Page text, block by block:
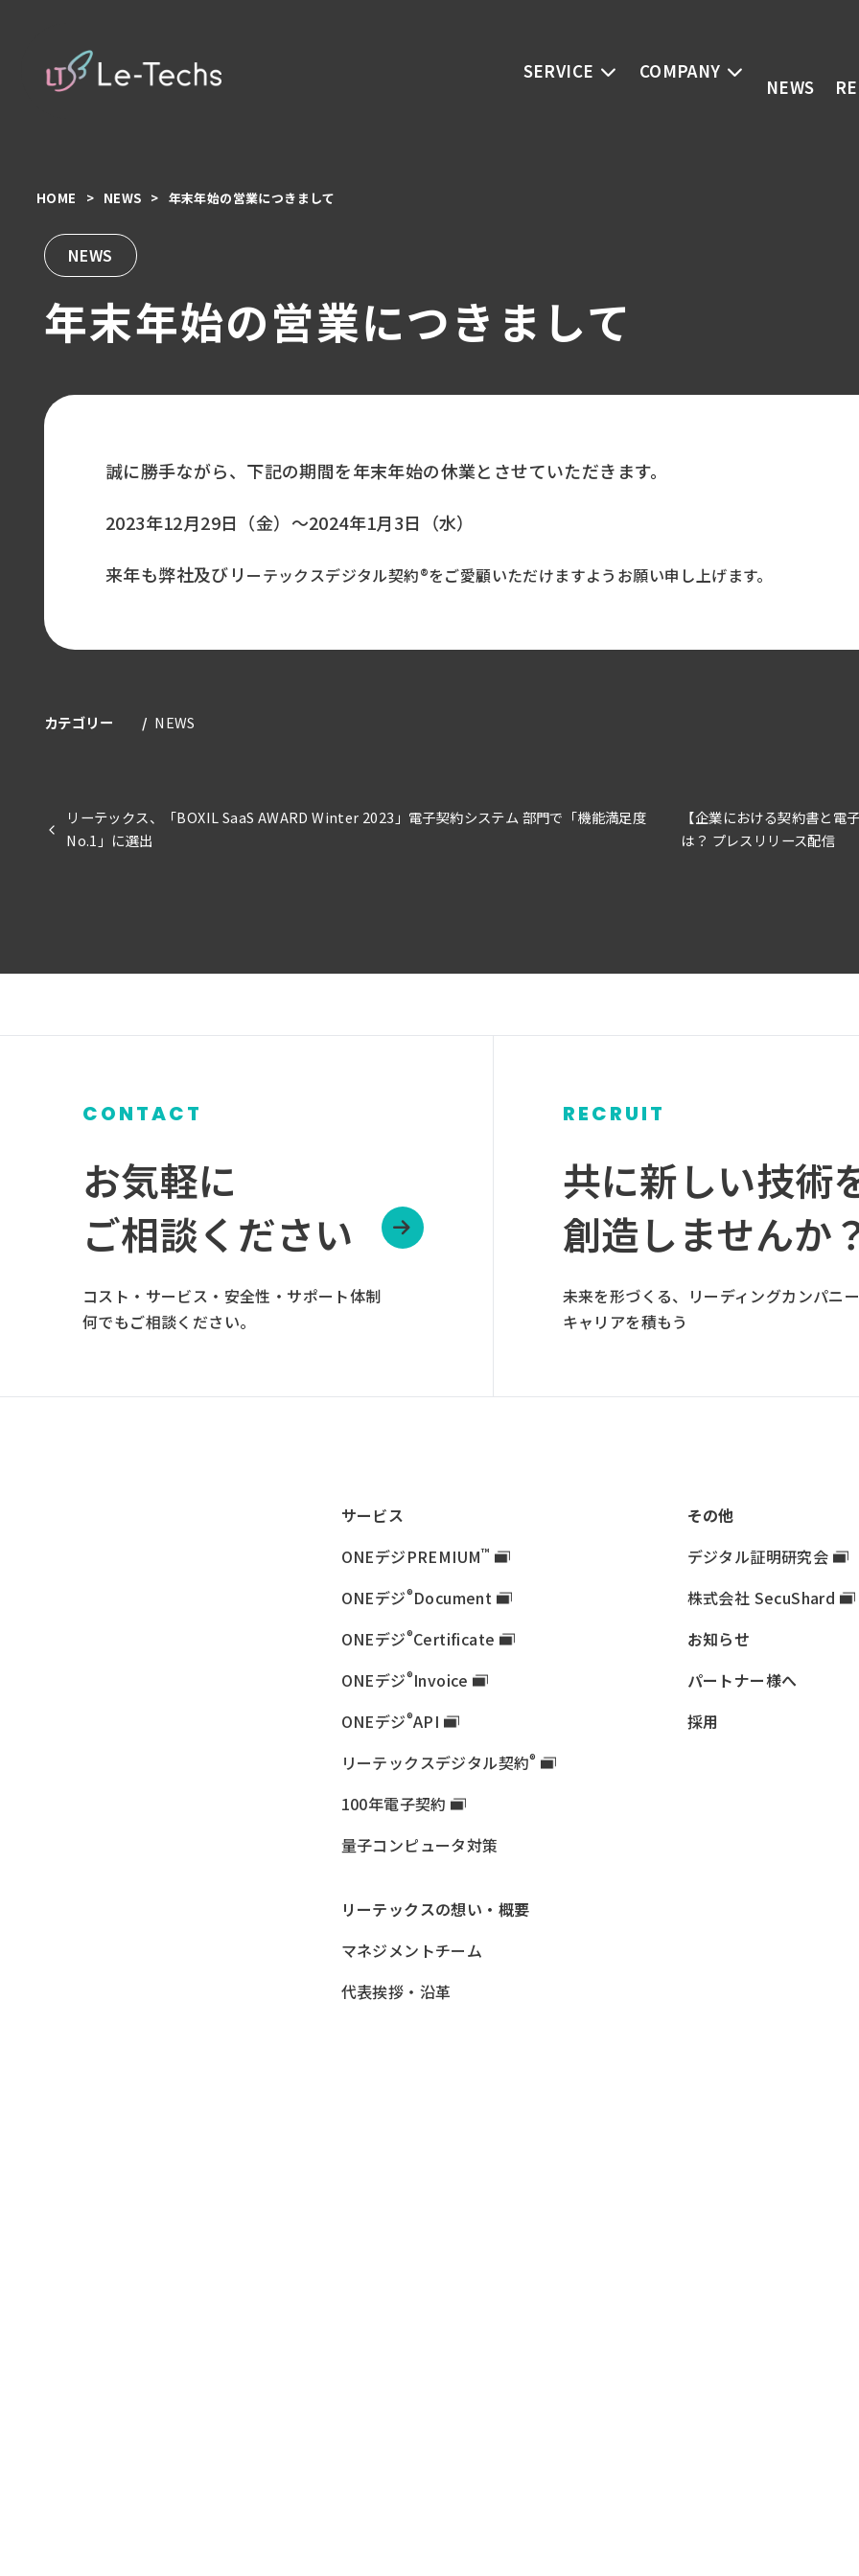
SERVICE COMPANY
NEWS
年末年始の営業につきまして
NEWS
誠に勝手ながら、下記の期間を年末年始の休業とさせていただきます。
2023年12月29日（金）～2024年1月3日（水）
来年も弊社及びリ ーテックスデジタル契約®︎をご愛顧いただけますようお願い申し上げます。
カテゴリー NEWS
リーテックス、「BOXIL SaaS AWARD Winter 2023」電子契約システム 部門で「機能満足度
No.1」に選出
【企業における契約書と
は？ プレスリリース配信
HOME NEWS 年末年始の営業につきまして
CONTACT
お気軽に
ご相談ください
コスト・サービス・安全性・サポート体制
何でもご相談ください。
RECRUIT
共に新しい技術
創造しませんか
未来を形づくる、リーディングカンパニ
キャリアを積もう
ル
ー
リ
ン
ク
サービス
ONEデジPREMIUM™
ONEデジ®Document
ONEデジ®Certificate
ONEデジ®Invoice
ONEデジ®API
リーテックスデジタル契約®
100年電子契約
量子コンピュータ対策
リーテックスの想い・概要
マネジメントチーム
代表挨拶・沿革
その他
デジタル証明研究会
株式会社 SecuShard
お知らせ
パートナー様へ
採用